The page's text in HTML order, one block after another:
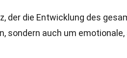
der die Entwicklung des
sondern auch um